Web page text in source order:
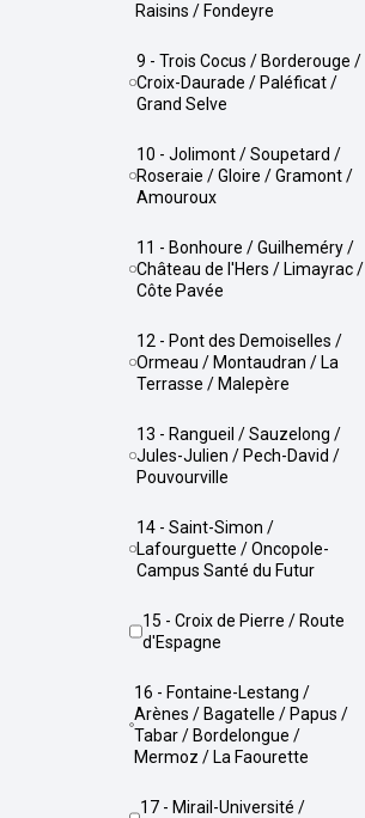
Raisins / Fondeyre
9 - Trois Cocus / Borderouge /
Croix-Daurade / Paléficat /
Grand Selve
10 - Jolimont / Soupetard /
Roseraie / Gloire / Gramont /
Amouroux
11 - Bonhoure / Guilheméry /
Château de l'Hers / Limayrac /
Côte Pavée
12 - Pont des Demoiselles /
Ormeau / Montaudran / La
Terrasse / Malepère
13 - Rangueil / Sauzelong /
Jules-Julien / Pech-David /
Pouvourville
14 - Saint-Simon /
Lafourguette / Oncopole-
Campus Santé du Futur
15 - Croix de Pierre / Route
d'Espagne
16 - Fontaine-Lestang /
Arènes / Bagatelle / Papus /
Tabar / Bordelongue /
Mermoz / La Faourette
17 - Mirail-Université /